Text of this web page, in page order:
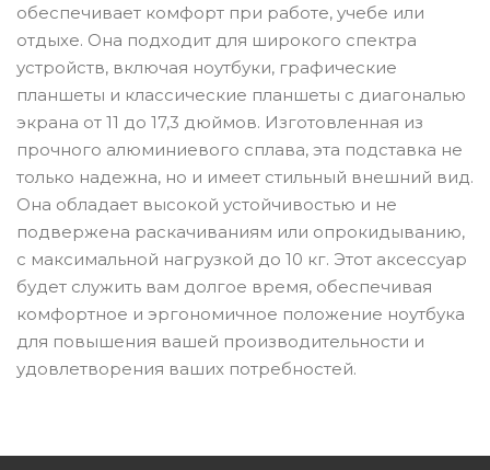
обеспечивает комфорт при работе, учебе или
отдыхе. Она подходит для широкого спектра
устройств, включая ноутбуки, графические
планшеты и классические планшеты с диагональю
экрана от 11 до 17,3 дюймов. Изготовленная из
прочного алюминиевого сплава, эта подставка не
только надежна, но и имеет стильный внешний вид.
Она обладает высокой устойчивостью и не
подвержена раскачиваниям или опрокидыванию,
с максимальной нагрузкой до 10 кг. Этот аксессуар
будет служить вам долгое время, обеспечивая
комфортное и эргономичное положение ноутбука
для повышения вашей производительности и
удовлетворения ваших потребностей.